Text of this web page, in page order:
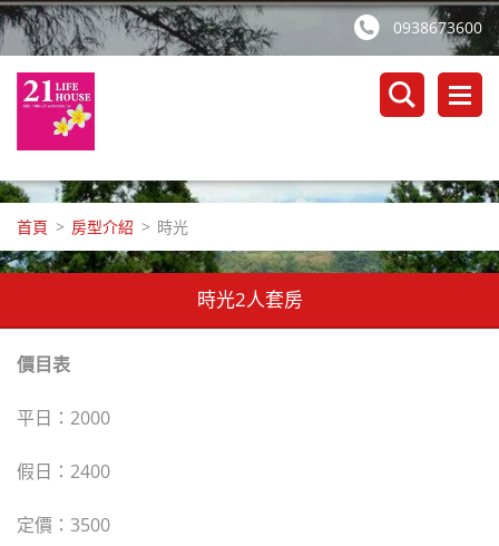
0938673600
首頁 > 房型介紹 > 時光
時光2人套房
價目表
平日：2000
假日：2400
定價：3500